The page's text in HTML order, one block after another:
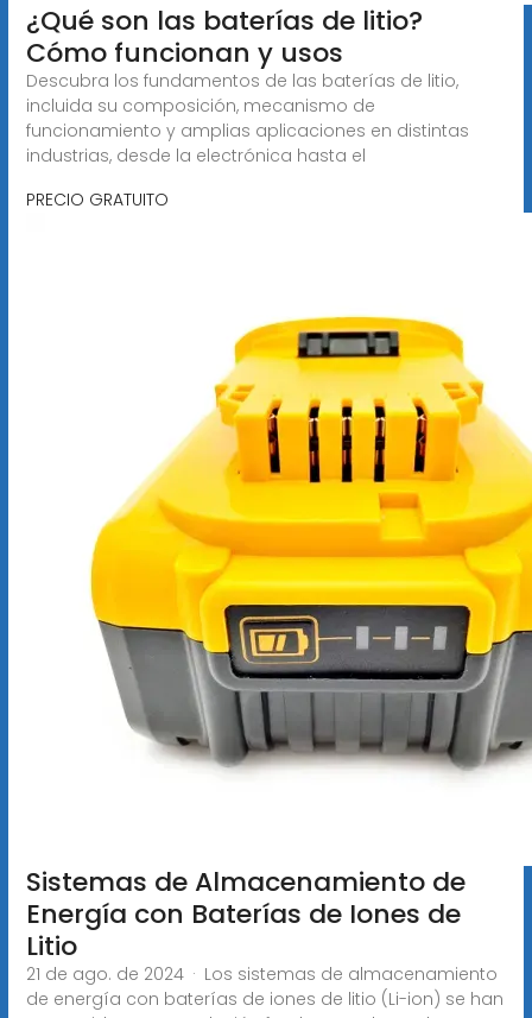
¿Qué son las baterías de litio?
Cómo funcionan y usos
Descubra los fundamentos de las baterías de litio,
incluida su composición, mecanismo de
funcionamiento y amplias aplicaciones en distintas
industrias, desde la electrónica hasta el
PRECIO GRATUITO
Sistemas de Almacenamiento de
Energía con Baterías de Iones de
Litio
21 de ago. de 2024 · Los sistemas de almacenamiento
de energía con baterías de iones de litio (Li-ion) se han